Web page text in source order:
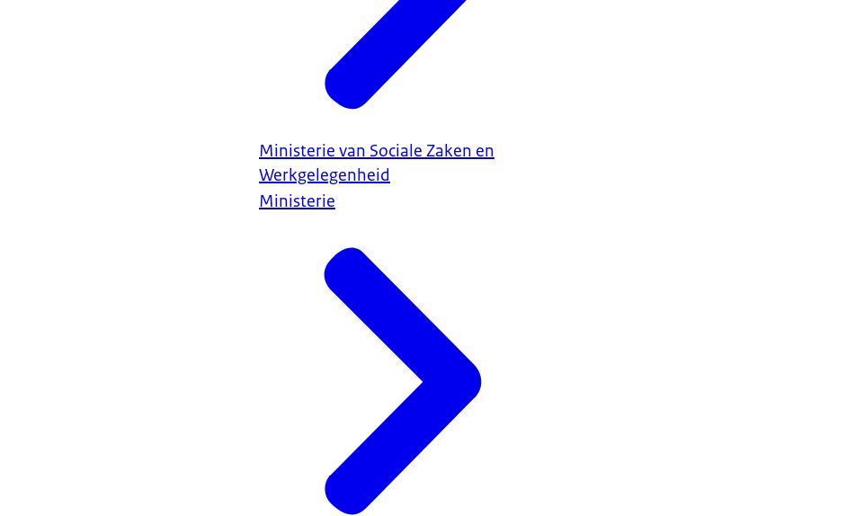
Ministerie van Sociale Zaken en
Werkgelegenheid
Ministerie